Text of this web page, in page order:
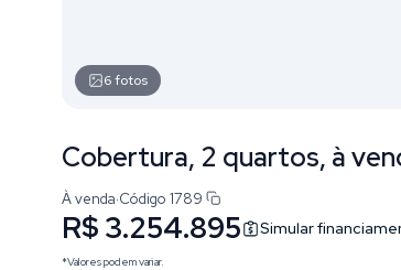
6fotos
Cobertura, 2 quartos, à
À venda·Código 1789
R$ 3.254.895 Simular
*Valores podem variar.